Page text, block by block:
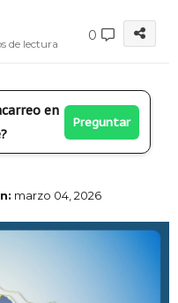
de lectura
0
en
Preguntar
marzo 04, 2026